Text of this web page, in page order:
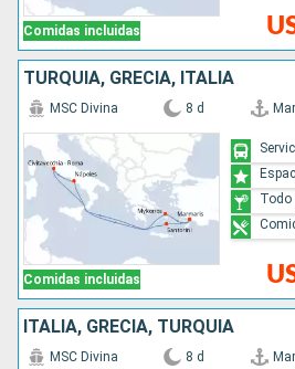
Comidas incluidas
TURQUÍA, GRECIA, ITALIA
Comidas incluidas
MSC Divina 8 d
Todo
ITALIA, GRECIA, TURQUÍA
MSC Divina 8 d